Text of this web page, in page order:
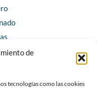
de
tecnologías como las cookies